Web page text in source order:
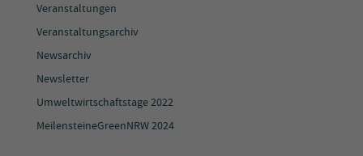
Veranstaltungen
Veranstaltungsarchiv
Newsarchiv
Newsletter
Umweltwirtschaftstage 2022
MeilensteineGreenNRW 2024